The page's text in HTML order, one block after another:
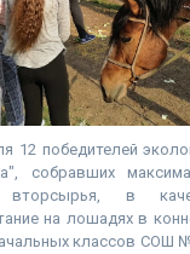
12 победителей
собравших
вторсырья, в
на лошадях в
классов СОШ